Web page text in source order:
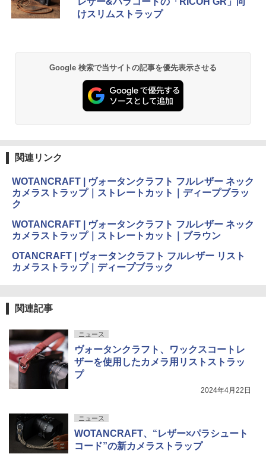
けスリムストラップ
Google 検索で当サイトの記事を優先表示させる
関連リンク
WOTANCRAFT | ヴォータンクラフト フルレザー ネック
カメラストラップ｜ストレートカット｜ディープブラッ
ク
WOTANCRAFT | ヴォータンクラフト フルレザー ネック
カメラストラップ｜ストレートカット｜ブラウン
OTANCRAFT | ヴォータンクラフト フルレザー リスト
カメラストラップ｜ディープブラック
関連記事
ニュース
ヴォータンクラフト、ワックスコートレ
ザーを使用したカメラ用リストストラッ
プ
2024年4月22日
ニュース
WOTANCRAFT、“レザー×パラシュート
コード”の新カメラストラップ